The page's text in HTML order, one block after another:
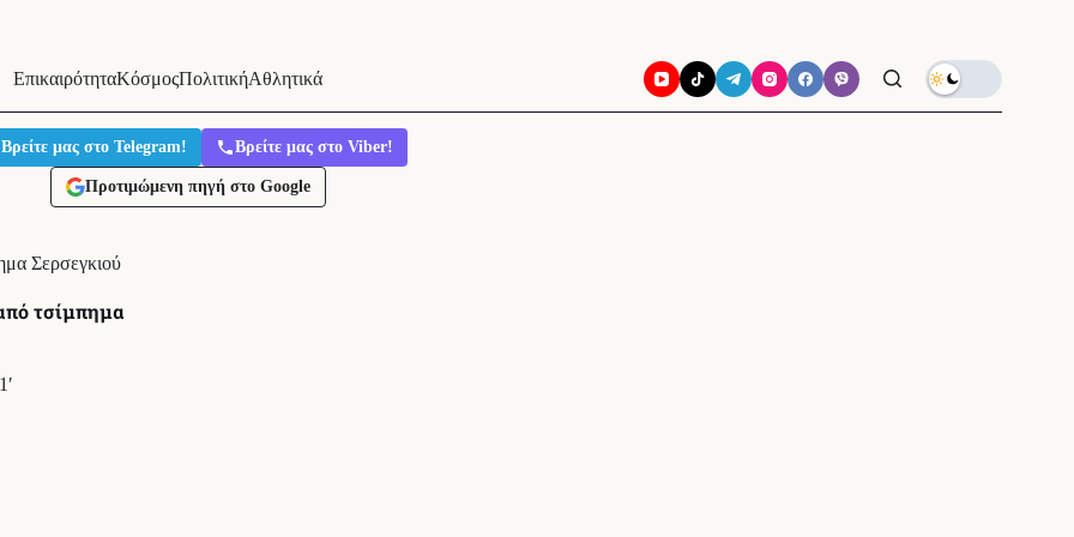
ΕπικαιρότηταΚόσμοςΠολιτικήΑθλητικά
Βρείτε μας στο Telegram! Βρείτε μας στο Viber!
Προτιμώμενη πηγή στο Google
Σερσεγκιού
τσίμπημα
1′